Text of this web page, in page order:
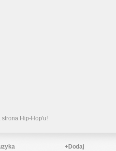
strona Hip-Hop'u!
+Dodaj